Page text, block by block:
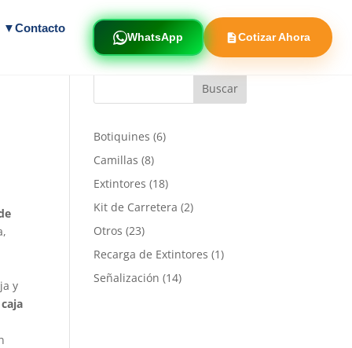
▼Contacto
WhatsApp Cotizar Ahora
y
Botiquines 66
Camillas 88
productos
Extintores 1818
productos
Kit de Carretera 22
Otros 2323
productos
Recarga de Extintores 11
Señalización 1414